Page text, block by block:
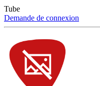
Tube
Demande de connexion